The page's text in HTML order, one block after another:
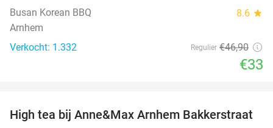
Busan Korean BBQ 8.6 star
Arnhem
Verkocht: 1.332
Regulier €46,90
€33
29%
High tea bij Anne&Max Arnhem Bakkerstraat